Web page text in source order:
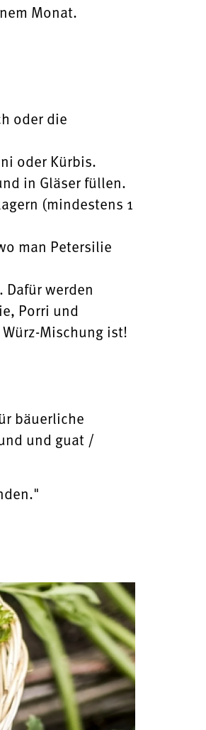
Monat.
oder die
oder Kürbis.
in Gläser füllen.
(mindestens 1
man Petersilie
werden
Porri und
Mischung ist!
bäuerliche
und guat /